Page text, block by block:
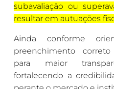
subavaliação ou
resultar em autuações
Ainda conforme
preenchimento
para maior
fortalecendo a